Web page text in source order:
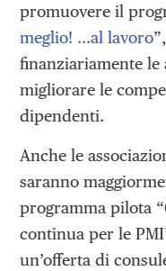
promuovere il
meglio! …al lavoro
finanziariamente le
migliorare le
dipendenti.
Anche le
saranno
programma pilota
continua per le
un’offerta di